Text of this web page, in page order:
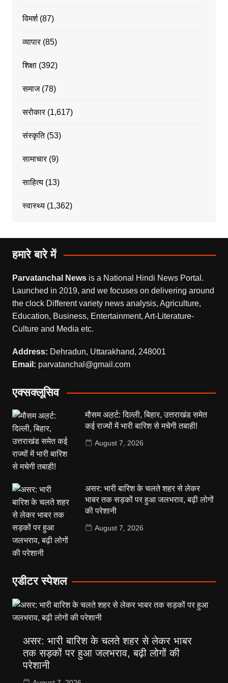
विमर्श(87)
व्यापार(85)
शिक्षा(392)
समाज(78)
सरोकार(1,617)
संस्कृति(53)
सामाचार(9)
साहित्य(13)
स्वास्थ्य(1,362)
हमारे बारे में
Parvatanchal Newsis a National Hindi News Portal.
Launched in 2019, and we focuses on delivering around
the clock Different variety news analysis, Agriculture,
Education, Business, Entertainment, Art-Literature-
Culture and Media etc.
Address: Dehradun, Uttarakhand, 248001
Email: parvatanchal@gmail.com
एक्सक्लूसिव
मौसम अल़र्ट: दिल्ली, बिहार, उत्तराखंड समेत
कई राज्यों में भारी बारिश से मचेगी तबाही!
August 7, 2026
असर: भारी बारिश के चलते शहर से लेकर
भाबर तक सड़कों पर हुआ जलभराव, बढ़ी लोगों
की परेशानी
August 7, 2026
एडीटर स्पेशल
असर: भारी बारिश के चलते शहर से लेकर भाबर
तक सड़कों पर हुआ जलभराव, बढ़ी लोगों की
परेशानी